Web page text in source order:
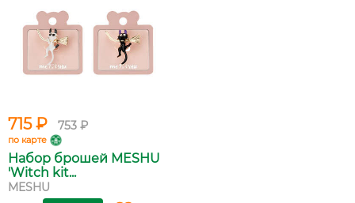
715 ₽ 753 ₽
по карте
Набор брошей MESHU
'Witch kit...
MESHU